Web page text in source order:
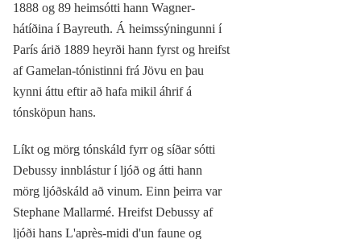
1888 og 89 heimsótti hann Wagner-
hátíðina í Bayreuth. Á heimssýningunni í
París árið 1889 heyrði hann fyrst og hreifst
af Gamelan-tónistinni frá Jövu en þau
kynni áttu eftir að hafa mikil áhrif á
tónsköpun hans.
Líkt og mörg tónskáld fyrr og síðar sótti
Debussy innblástur í ljóð og átti hann
mörg ljóðskáld að vinum. Einn þeirra var
Stephane Mallarmé. Hreifst Debussy af
ljóði hans L'après-midi d'un faune og